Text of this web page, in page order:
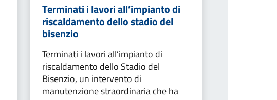
Terminati i lavori all’impianto di
riscaldamento dello stadio del
bisenzio
Terminati i lavori all’impianto di
riscaldamento dello Stadio del
Bisenzio, un intervento di
manutenzione straordinaria che ha